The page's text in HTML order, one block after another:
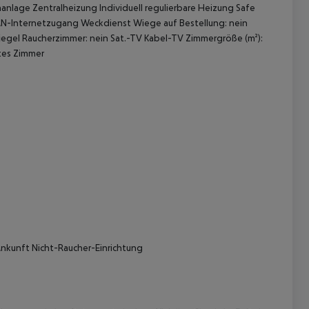
Zentralheizung Individuell regulierbare Heizung Safe
Internetzugang Weckdienst Wiege auf Bestellung: nein
Raucherzimmer: nein Sat.-TV Kabel-TV Zimmergröße (m²):
Zimmer
Nicht-Raucher-Einrichtung